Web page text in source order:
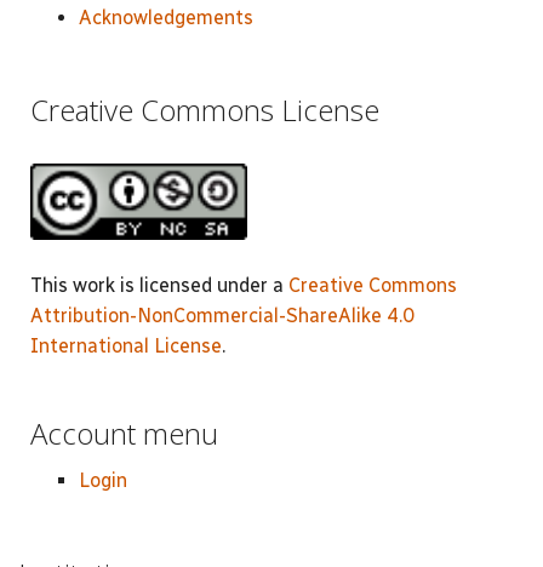
Acknowledgements
Creative Commons License
This work is licensed under a Creative Commons
Attribution-NonCommercial-ShareAlike 4.0
International License.
Account menu
Login